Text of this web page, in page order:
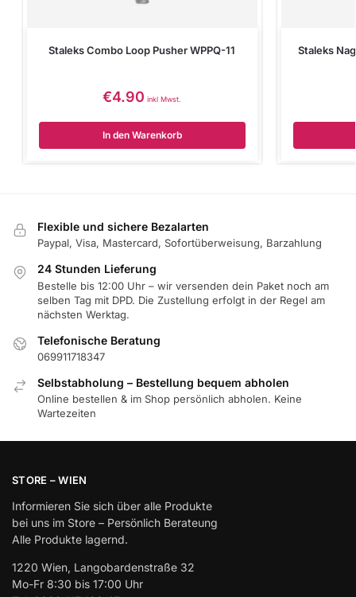
Staleks Combo Loop Pusher WPPQ-11
€4.90 inkl Mwst.
In den Warenkorb
Staleks
Flexible und sichere Bezalarten
Paypal, Visa, Mastercard, Sofortüberweisung, Barzahlung
24 Stunden Lieferung
Bestelle bis 12:00 Uhr – wir versenden dein Paket noch am
selben Tag mit DPD. Die Zustellung erfolgt in der Regel am
nächsten Werktag.
Telefonische Beratung
069911718347
Selbstabholung – Bestellung bequem abholen
Online bestellen & im Shop persönlich abholen. Keine
Wartezeiten
STORE – WIEN
Informieren Sie sich über alle Produkte
bei uns im Store – Persönlich Berateung
Alle Produkte lagernd.
1220 Wien, Langobardenstraße 32
Mo-Fr 8:30 bis 17:00 Uhr